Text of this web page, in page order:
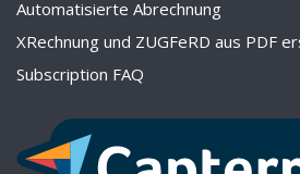
Automatisierte Abrechnung
XRechnung und ZUGFeRD aus PDF
Subscription FAQ